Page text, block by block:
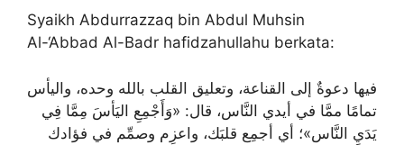
Syaikh Abdurrazzaq bin Abdul Muhsin
Al-‘Abbad Al-Badr hafidzahullahu berkata:
فيها دعوةٌ إلى القناعة، وتعليق القلب بالله وحده، واليأس
تمامًا ممَّا في أيدي النَّاس، قال: «وَأَجْمِعِ اليَأسَ مِمَّا فِي
يَدَيِ النَّاس»؛ أي أجمِع قلبَك، واعزِم وصمِّم في فؤادك